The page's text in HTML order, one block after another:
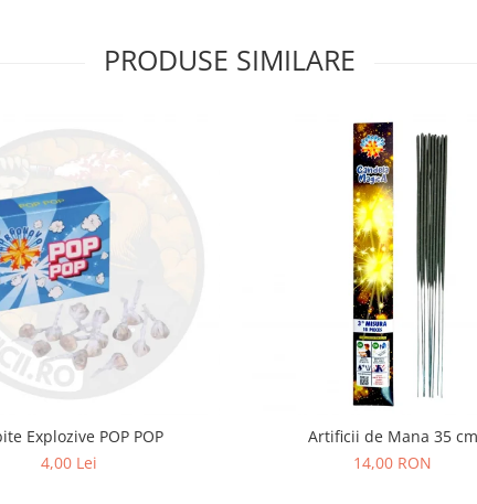
PRODUSE SIMILARE
Explozive POP POP
4,00 Lei
Artificii de Mana 35 cm
14,00 RON